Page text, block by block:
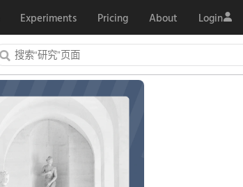
Experiments Pricing About Login